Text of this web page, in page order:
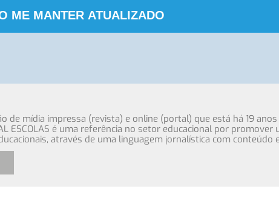
ME MANTER ATUALIZADO
de mídia impressa (revista) e online (portal) que está há 19
ESCOLAS é uma referência no setor educacional por promover
através de uma linguagem jornalística com conteúdo